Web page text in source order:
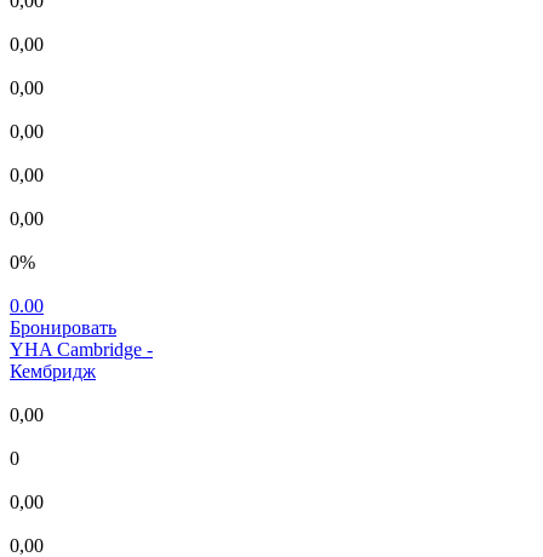
0,00
0,00
0,00
0,00
0,00
0%
0.00
Бронировать
YHA Cambridge -
Кембридж
0,00
0
0,00
0,00